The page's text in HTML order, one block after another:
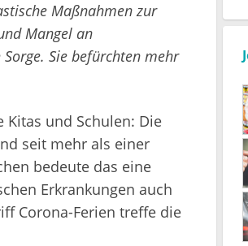
Maßnahmen zur
Mangel an
Sie befürchten mehr
Kitas und Schulen: Die
seit mehr als einer
bedeute das eine
Erkrankungen auch
Corona-Ferien treffe die